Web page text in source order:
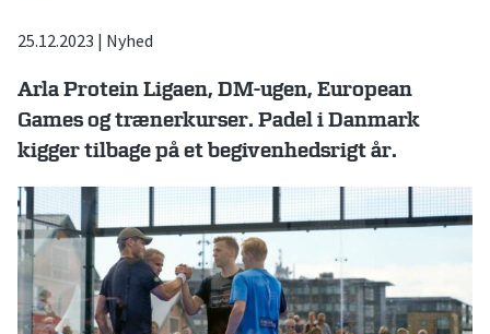
25.12.2023 | Nyhed
Arla Protein Ligaen, DM-ugen, European
Games og trænerkurser. Padel i Danmark
kigger tilbage på et begivenhedsrigt år.